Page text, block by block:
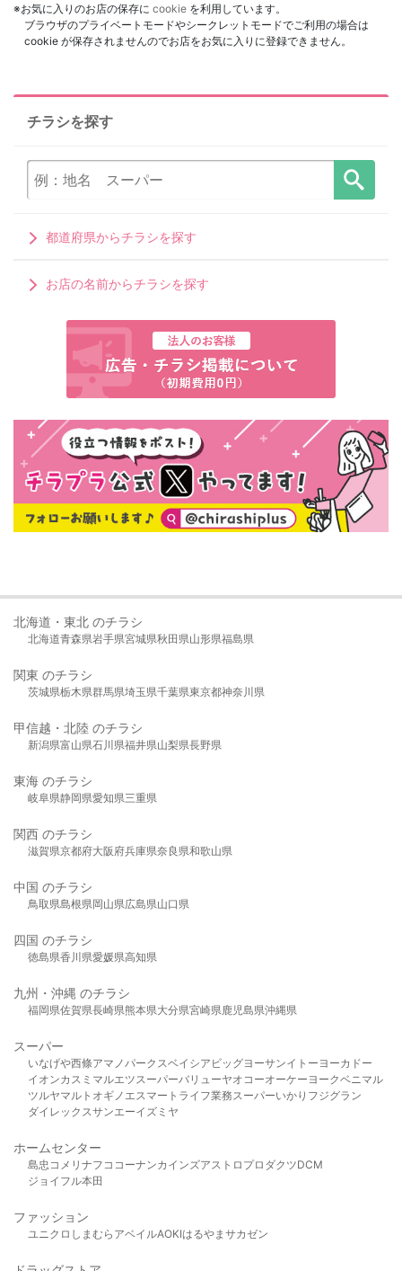
※お気に入りのお店の保存に cookie を利用しています。
ブラウザのプライベートモードやシークレットモードでご利用の場合は
cookie が保存されませんのでお店をお気に入りに登録できません。
チラシを探す
都道府県からチラシを探す
お店の名前からチラシを探す
北海道・東北 のチラシ
北海道青森県岩手県宮城県秋田県山形県福島県
関東 のチラシ
茨城県栃木県群馬県埼玉県千葉県東京都神奈川県
甲信越・北陸 のチラシ
新潟県富山県石川県福井県山梨県長野県
東海 のチラシ
岐阜県静岡県愛知県三重県
関西 のチラシ
滋賀県京都府大阪府兵庫県奈良県和歌山県
中国 のチラシ
鳥取県島根県岡山県広島県山口県
四国 のチラシ
徳島県香川県愛媛県高知県
九州・沖縄 のチラシ
福岡県佐賀県長崎県熊本県大分県宮崎県鹿児島県沖縄県
スーパー
いなげや西條アマノパークスベイシア ビッグヨーサンイトーヨーカドー
イオンカスミ マルエツスーパーバリューヤオコーオーケー ヨークベニマル
ツルヤマルト オギノ エスマート ライフ業務スーパーいかり フジグラン
ダイレックスサンエーイズミヤ
ホームセンター
島忠 コメリ ナフコ コーナンカインズアストロプロダクツDCM
ジョイフル本田
ファッション
ユニクロ しまむら アベイルAOKIはるやま サカゼン